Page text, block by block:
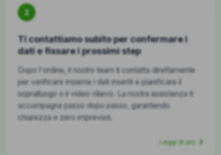
2
Ti contattiamo subito per confermare i
dati e fissare i prossimi step
Dopo l'ordine, il nostro team ti contatta direttamente
per verificare insieme i dati inseriti e pianificare il
sopralluogo o il video-rilievo. La nostra assistenza ti
accompagna passo dopo passo, garantendo
chiarezza e zero imprevisti.
Leggi di più